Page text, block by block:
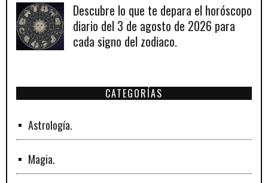
Descubre lo que te depara el horóscopo
diario del 3 de agosto de 2026 para
cada signo del zodiaco.
CATEGORÍAS
Astrología.
Magia.